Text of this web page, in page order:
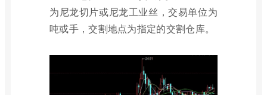
为尼龙切片或尼龙工业丝，交易单位为
吨或手，交割地点为指定的交割仓库。